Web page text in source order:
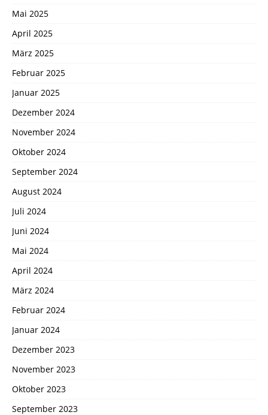
Mai 2025
April 2025
März 2025
Februar 2025
Januar 2025
Dezember 2024
November 2024
Oktober 2024
September 2024
August 2024
Juli 2024
Juni 2024
Mai 2024
April 2024
März 2024
Februar 2024
Januar 2024
Dezember 2023
November 2023
Oktober 2023
September 2023